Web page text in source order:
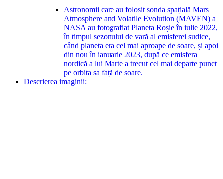
Astronomii care au folosit sonda spațială Mars
Atmosphere and Volatile Evolution (MAVEN) a
NASA au fotografiat Planeta Roșie în iulie 2022,
în timpul sezonului de vară al emisferei sudice,
când planeta era cel mai aproape de soare, și apoi
din nou în ianuarie 2023, după ce emisfera
nordică a lui Marte a trecut cel mai departe punct
pe orbita sa față de soare.
Descrierea imaginii: